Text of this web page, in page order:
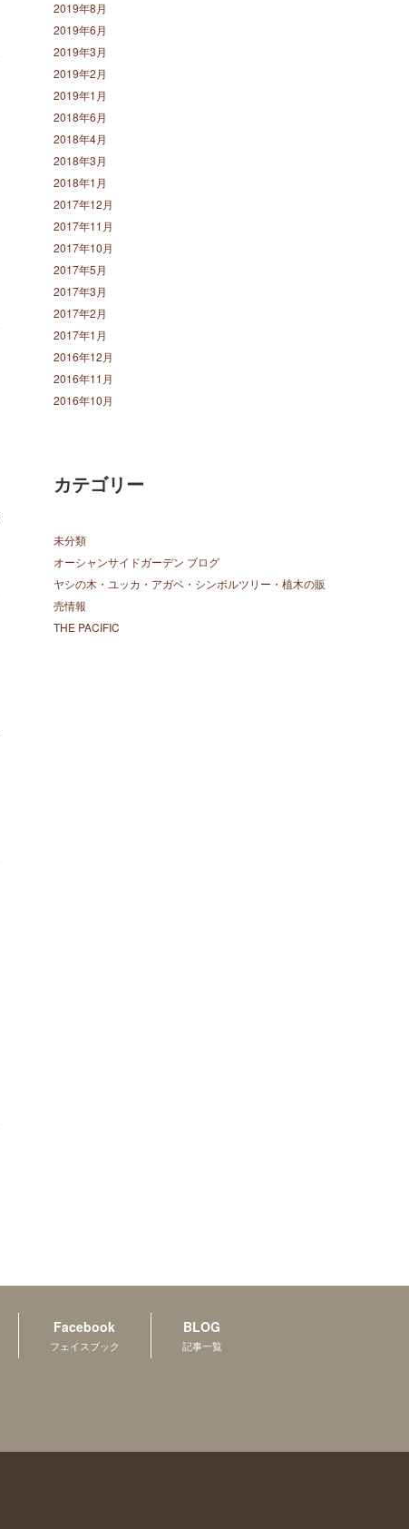
2019年8月
2019年6月
2019年3月
2019年2月
2019年1月
2018年6月
2018年4月
2018年3月
2018年1月
2017年12月
2017年11月
2017年10月
2017年5月
2017年3月
2017年2月
2017年1月
2016年12月
2016年11月
2016年10月
カテゴリー
未分類
オーシャンサイドガーデン ブログ
ヤシの木・ユッカ・アガベ・シンボルツリー・植木の販
売情報
THE PACIFIC
Facebook
フェイスブック
BLOG
記事一覧